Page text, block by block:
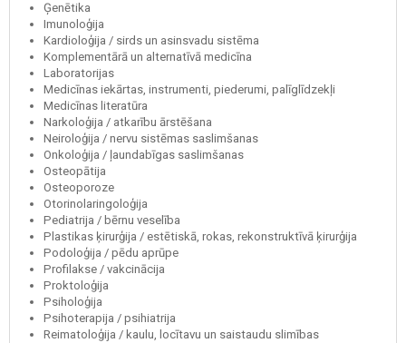
Ģenētika
Imunoloģija
Kardioloģija / sirds un asinsvadu sistēma
Komplementārā un alternatīvā medicīna
Laboratorijas
Medicīnas iekārtas, instrumenti, piederumi, palīglīdzekļi
Medicīnas literatūra
Narkoloģija / atkarību ārstēšana
Neiroloģija / nervu sistēmas saslimšanas
Onkoloģija / ļaundabīgas saslimšanas
Osteopātija
Osteoporoze
Otorinolaringoloģija
Pediatrija / bērnu veselība
Plastikas ķirurģija / estētiskā, rokas, rekonstruktīvā ķirurģija
Podoloģija / pēdu aprūpe
Profilakse / vakcinācija
Proktoloģija
Psiholoģija
Psihoterapija / psihiatrija
Reimatoloģija / kaulu, locītavu un saistaudu slimības